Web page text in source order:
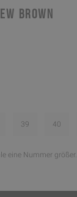
brown
39 40
eine Nummer größer.